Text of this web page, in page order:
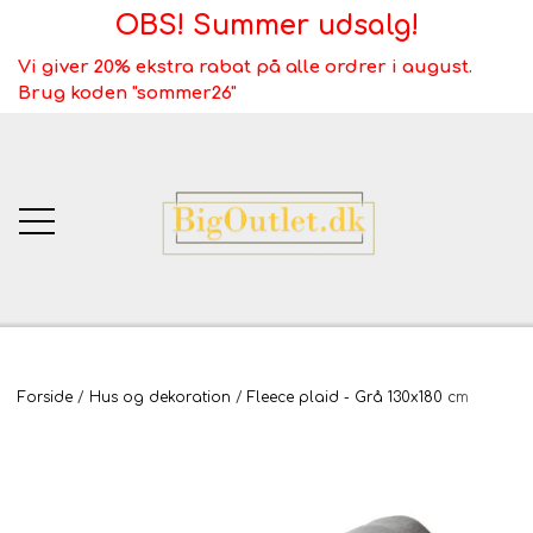
OBS! Summer udsalg!
Vi giver 20% ekstra rabat på alle ordrer i august.
Brug koden "sommer26"
BigOutlet.dk
Forside Hus og dekoration Fleece plaid - Grå 130x180 cm